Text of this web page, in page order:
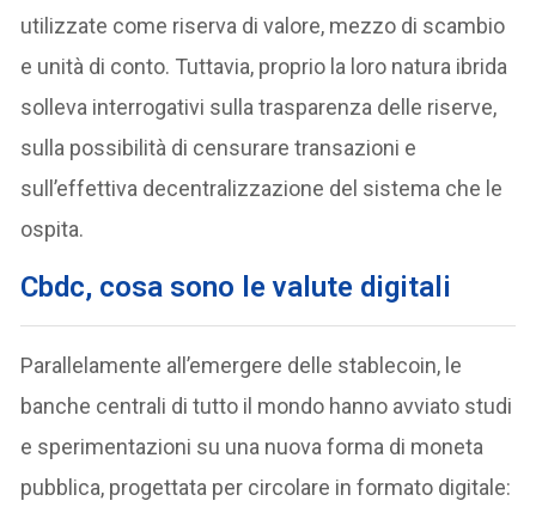
utilizzate come riserva di valore, mezzo di scambio
e unità di conto. Tuttavia, proprio la loro natura ibrida
solleva interrogativi sulla trasparenza delle riserve,
sulla possibilità di censurare transazioni e
sull’effettiva decentralizzazione del sistema che le
ospita.
Cbdc, cosa sono le valute digitali
Parallelamente all’emergere delle stablecoin, le
banche centrali di tutto il mondo hanno avviato studi
e sperimentazioni su una nuova forma di moneta
pubblica, progettata per circolare in formato digitale: